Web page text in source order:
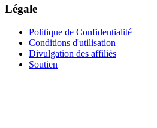
Légale
Politique de Confidentialité
Conditions d'utilisation
Divulgation des affiliés
Soutien